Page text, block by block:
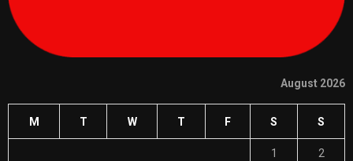
August 2026
M T W T F S S
1 2